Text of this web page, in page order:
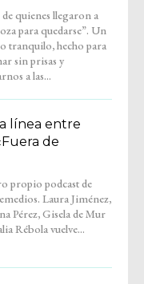
a las...
línea entre
de
Rébola vuelve...